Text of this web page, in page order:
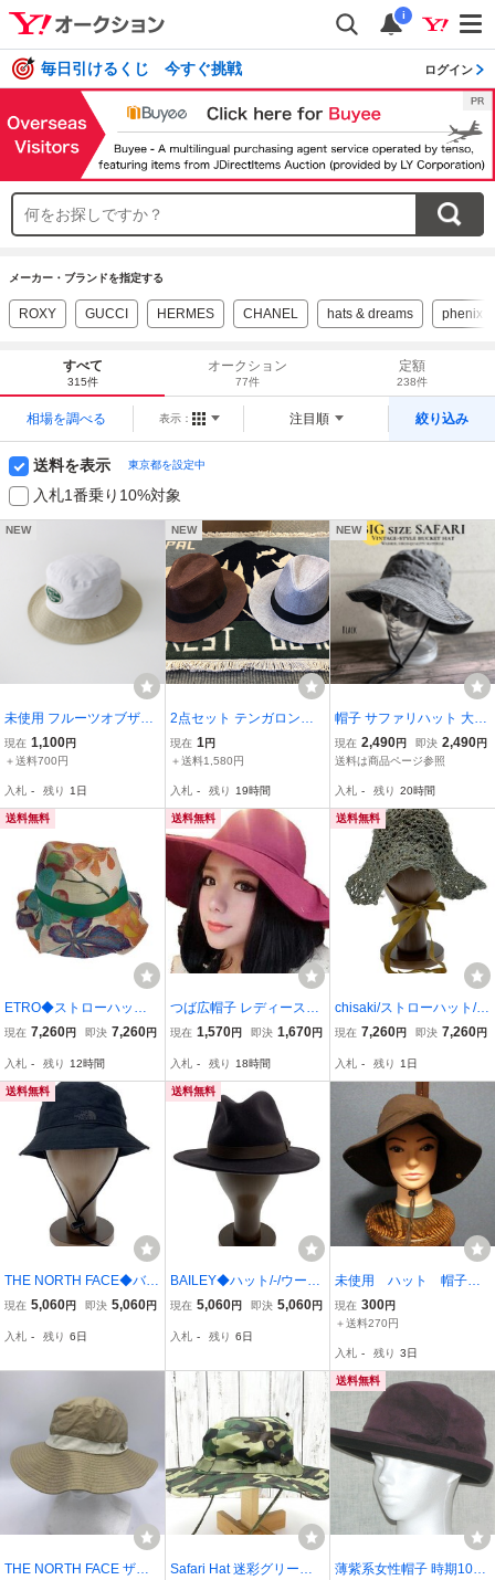
i
毎日引けるくじ 今すぐ挑戦 ログイン
メーカー・ブランドを指定する
ROXY GUCCI HERMES CHANEL hats & dreams phenix
すべて
315件
オークション
77件
定額
238件
相場を調べる 表示： 注目順 絞り込み
送料を表示 東京都を設定中
入札1番乗り10%対象
NEW
未使用 フルーツオブザル
ーム FRUIT OF THE LOO
M ツートーンワッペンバ
ト ベージュ 帽子【24000
15076447】
現在 1,100円
＋送料700円
入札 - 残り 1日
NEW
2点セット テンガロンハ
ット 帽子 中折れハット
ハット メンズ レディース
パイ キャップ ソフト帽 O
F14
現在 1円
＋送料1,580円
入札 - 残り 19時間
NEW
帽子 サファリハット 大き
いサイズ L コットン10
0% ウォッシュ加工 2WA
トハット UV対策 キャン
プ アウトドア
現在 2,490円 即決 2,490円
送料は商品ページ参照
入札 - 残り 20時間
送料無料
ETRO◆ストローハット/-/
マルチカラー/総柄/レディ
現在 7,260円 即決 7,260円
入札 - 残り 12時間
送料無料
つば広帽子 レディース帽
子 つば広 ハット レディ
無地 アウトドア帽子 婦人
帽子 女性帽子 メール便
送料無料
現在 1,570円 即決 1,670円
入札 - 残り 18時間
送料無料
chisaki/ストローハット/-/
GRN/無地/レディース//
現在 7,260円 即決 7,260円
入札 - 残り 1日
送料無料
THE NORTH FACE◆バケ
ットハット/XL/コットン/B
245Z
現在 5,060円 即決 5,060円
入札 - 残り 6日
送料無料
BAILEY◆ハット/-/ウール/
BRD/無地/レディース//
現在 5,060円 即決 5,060円
入札 - 残り 6日
未使用 ハット 帽子
跳ね上げ仕様 ２WAY
ブラウン 顎紐付き メ
可能
現在 300円
＋送料270円
入札 - 残り 3日
THE NORTH FACE ザノ
Safari Hat 迷彩グリーン
送料無料
薄紫系女性帽子 時期10月